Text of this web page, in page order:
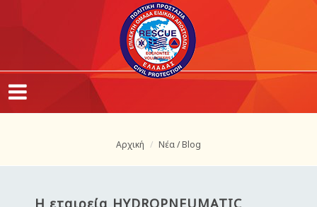
Αρχική Νέα / Blog
Η εταιρεία HYDROPNEUMATIC